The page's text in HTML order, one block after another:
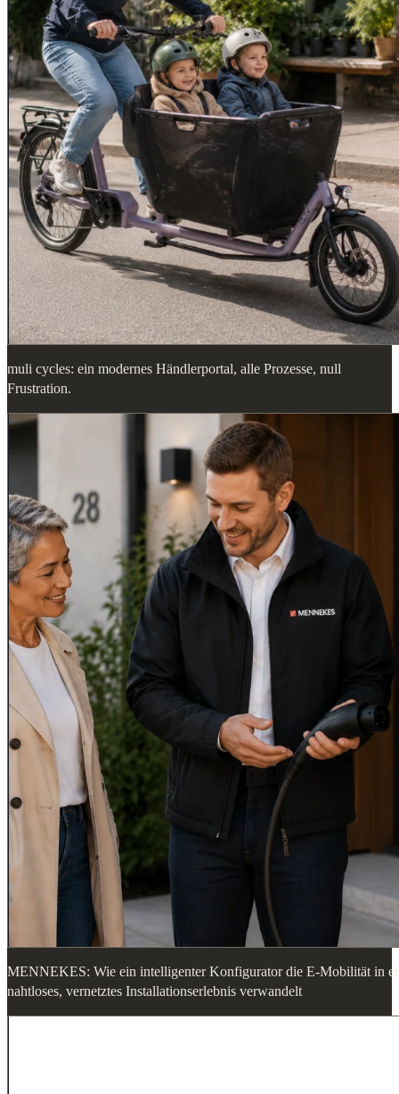
muli cycles: ein modernes Händlerportal, alle Prozesse, null
Frustration.
MENNEKES: Wie ein intelligenter Konfigurator die E-Mobilität in
nahtloses, vernetztes Installationserlebnis verwandelt